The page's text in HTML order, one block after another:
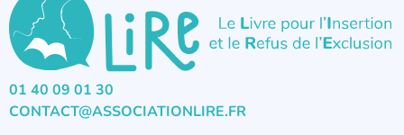
01 40 09 01 30
CONTACT@ASSOCIATIONLIRE.FR